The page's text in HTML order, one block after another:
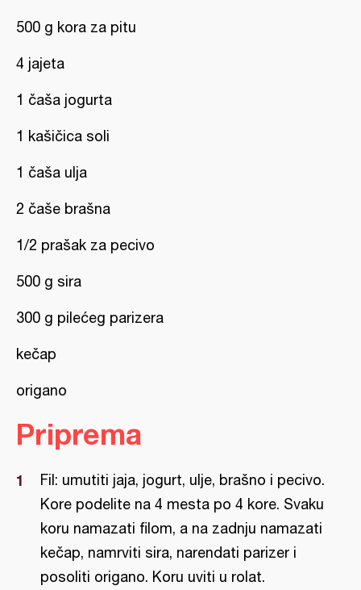
500 g kora za pitu
4 jajeta
1 čaša jogurta
1 kašičica soli
1 čaša ulja
2 čaše brašna
1/2 prašak za pecivo
500 g sira
300 g pilećeg parizera
kečap
origano
Priprema
Fil: umutiti jaja, jogurt, ulje, brašno i pecivo.
Kore podelite na 4 mesta po 4 kore. Svaku
koru namazati filom, a na zadnju namazati
kečap, namrviti sira, narendati parizer i
posoliti origano. Koru uviti u rolat.